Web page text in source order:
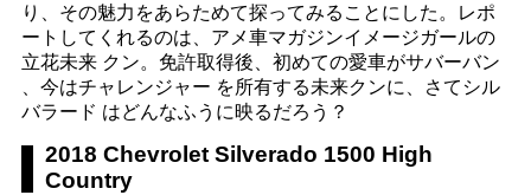
り、その魅力をあらためて探ってみることにした。レポ
ートしてくれるのは、アメ車マガジンイメージガールの
立花未来 クン。免許取得後、初めての愛車がサバーバン
、今はチャレンジャー を所有する未来クンに、さてシル
バラード はどんなふうに映るだろう？
2018 Chevrolet Silverado 1500 High
Country